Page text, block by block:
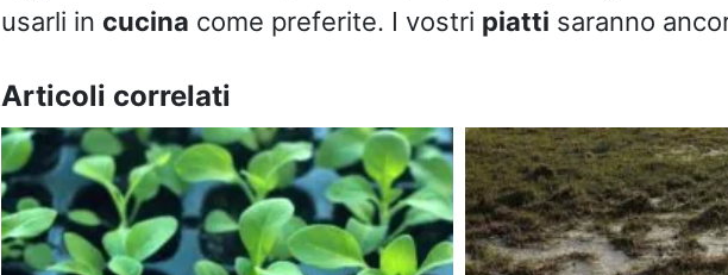
usarli in cucina come preferite. I vostri piatti saranno
Articoli correlati